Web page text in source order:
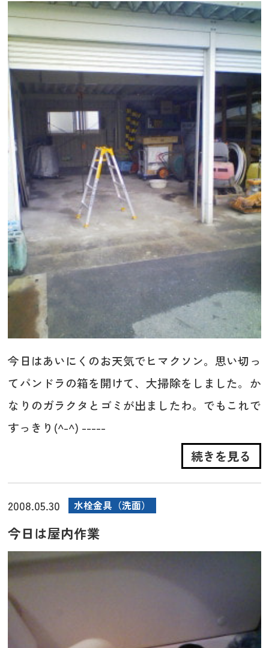
今日はあいにくのお天気でヒマクソン。思い切っ
てパンドラの箱を開けて、大掃除をしました。か
なりのガラクタとゴミが出ましたわ。でもこれで
すっきり(^-^) -----
続きを見る
2008.05.30 水栓金具（洗面）
今日は屋内作業